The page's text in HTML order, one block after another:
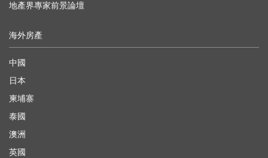
地產界專家前景論壇
海外房產
中國
日本
柬埔寨
泰國
澳洲
英國